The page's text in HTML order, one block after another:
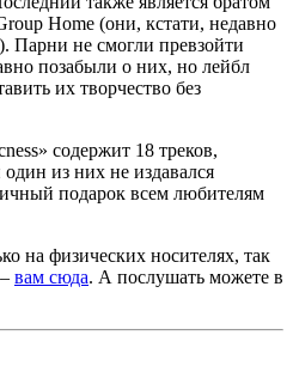
Home (они, кстати, недавно
). Парни не смогли превзойти
позабыли о них, но лейбл
их творчество без
содержит 18 треков,
из них не издавался
подарок всем любителям
на физических носителях, так
вам сюда. А послушать можете в